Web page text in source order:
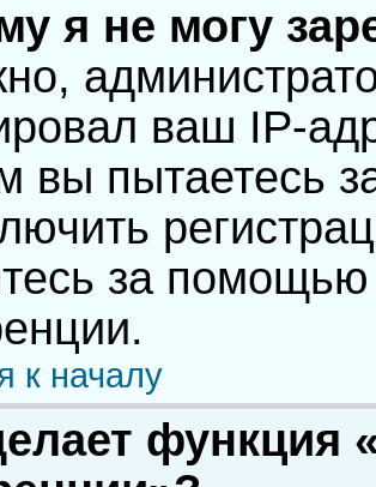
я не могу
ваш IP-
вы пытаетесь
за помощью
к началу
функция